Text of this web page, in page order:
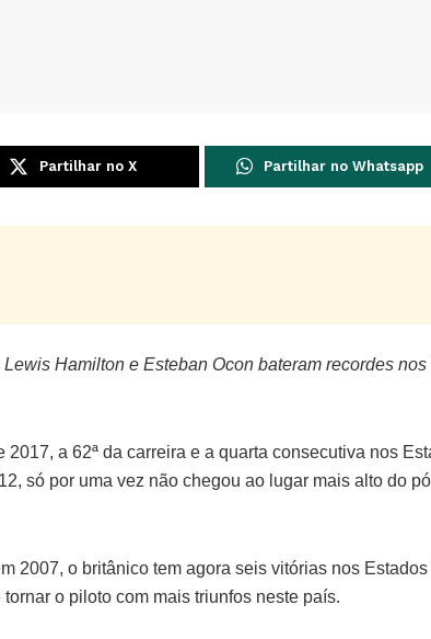
Partilhar no X Partilhar no Whatsapp
Hamilton e Esteban Ocon bateram recordes
a 62ª da carreira e a quarta consecutiva nos
só por uma vez não chegou ao lugar mais alto do
2007, o britânico tem agora seis vitórias nos
o piloto com mais triunfos neste país.